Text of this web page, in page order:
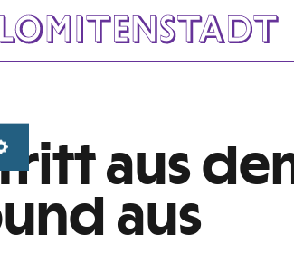
Settings
aus
aus